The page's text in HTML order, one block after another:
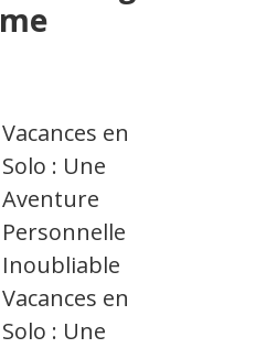
Vacances en
Solo : Une
Aventure
Personnelle
Inoubliable
Vacances en
Solo : Une